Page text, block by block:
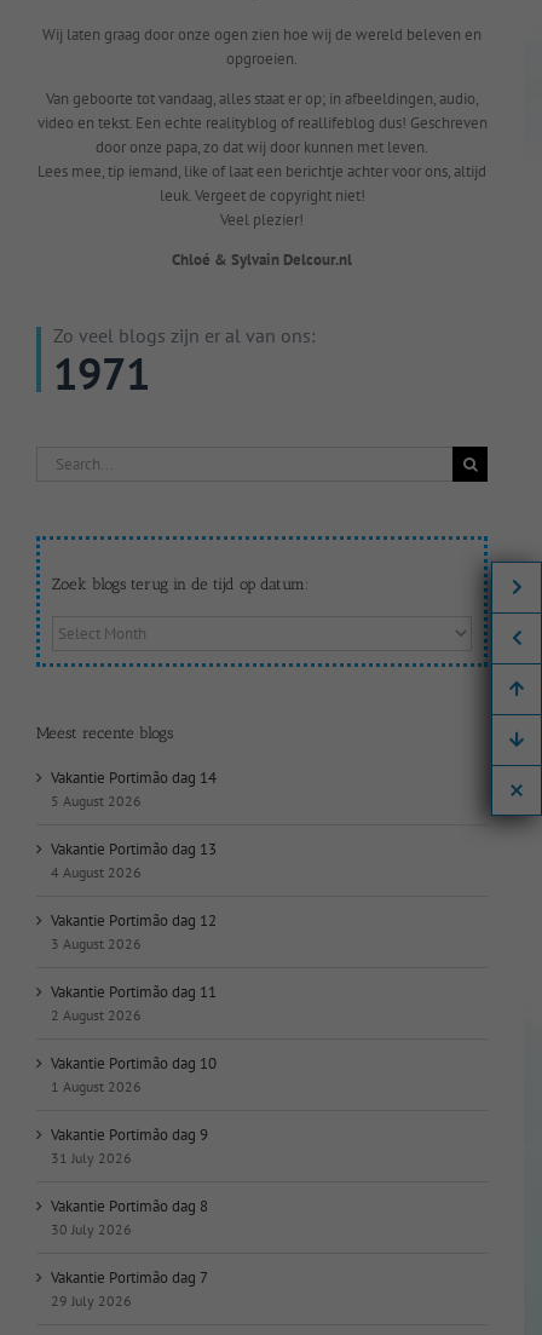
Wij laten graag door onze ogen zien hoe wij de wereld beleven en
opgroeien.
Van geboorte tot vandaag, alles staat er op; in afbeeldingen, audio,
video en tekst. Een echte realityblog of reallifeblog dus! Geschreven
door onze papa, zo dat wij door kunnen met leven.
Lees mee, tip iemand, like of laat een berichtje achter voor ons, altijd
leuk. Vergeet de copyright niet!
Veel plezier!
Chloé & Sylvain Delcour.nl
Zo veel blogs zijn er al van ons:
1971
Search
Zoek blogs terug in de tijd op datum:
Zoek
op
datum:
Meest recente blogs
Vakantie Portimão dag 14
5 August 2026
Vakantie Portimão dag 13
4 August 2026
Vakantie Portimão dag 12
3 August 2026
Vakantie Portimão dag 11
2 August 2026
Vakantie Portimão dag 10
1 August 2026
Vakantie Portimão dag 9
31 July 2026
Vakantie Portimão dag 8
30 July 2026
Vakantie Portimão dag 7
29 July 2026